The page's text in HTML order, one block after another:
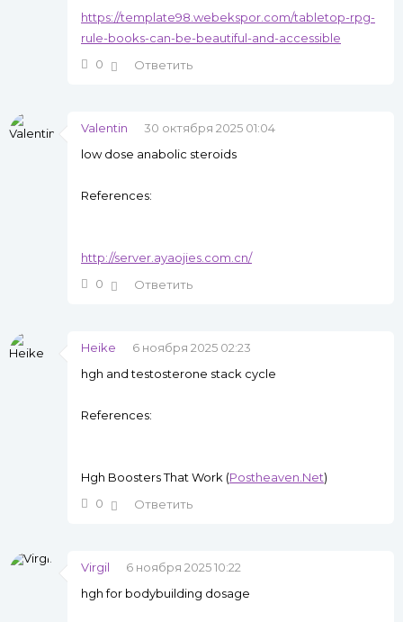
https://template98.webekspor.com/tabletop-rpg-
rule-books-can-be-beautiful-and-accessible
0
Ответить
Valentin
30 октября 2025 01:04
low dose anabolic steroids
References:
http://server.ayaojies.com.cn/
0
Ответить
Heike
6 ноября 2025 02:23
hgh and testosterone stack cycle
References:
Hgh Boosters That Work (Postheaven.Net)
0
Ответить
Virgil
6 ноября 2025 10:22
hgh for bodybuilding dosage